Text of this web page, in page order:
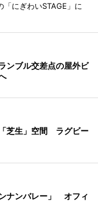
にぎわいSTAGE」に
ンブル交差点の屋外ビ
芝生」空間 ラグビー
ナンバレー」 オフィ